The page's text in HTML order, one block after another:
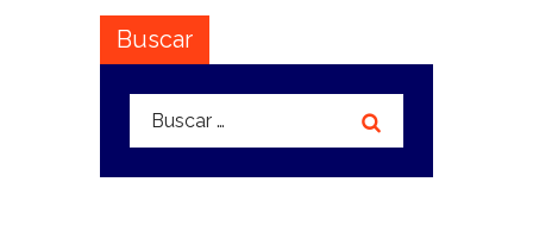
Buscar
Buscar: